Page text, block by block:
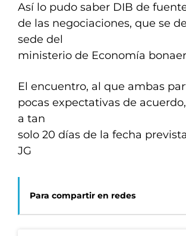
Así lo pudo saber DIB de
de las negociaciones, que se
sede del
ministerio de Economía
El encuentro, al que ambas
pocas expectativas de
a tan
solo 20 días de la fecha
JG
Para compartir en redes